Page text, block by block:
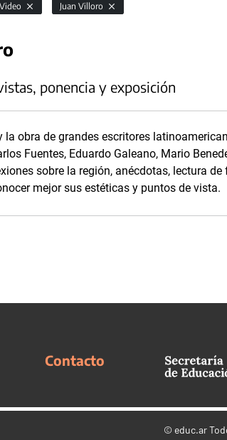
Video Juan Villoro
ponencia y exposición
la obra de grandes escritores
Fuentes, Eduardo Galeano, Mario
sobre la región, anécdotas, lectura
mejor sus estéticas y puntos de vista.
Contacto
© educ.ar